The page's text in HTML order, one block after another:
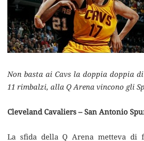
Non basta ai Cavs la doppia doppia
11 rimbalzi, alla Q Arena vincono gli
Cleveland Cavaliers – San Antonio
La sfida della Q Arena metteva di